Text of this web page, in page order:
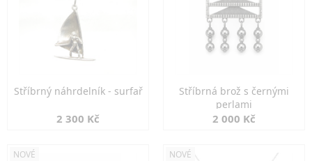
Stříbrný náhrdelník - surfař
2 300 Kč
Stříbrná brož s černými
perlami
2 000 Kč
NOVÉ NOVÉ